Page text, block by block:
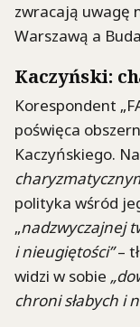
zwracają uwagę
Warszawą a
Kaczyński:
Korespondent
poświęca
Kaczyńskiego.
polityka wśród
„nadzwyczajnej
i nieugiętości”–
widzi w sobie
chroni słabych i